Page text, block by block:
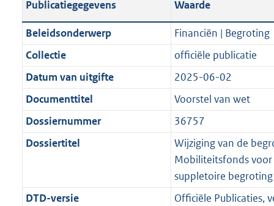
i
e
i
n
f
r
m
t
5
9
K
b
t
i
e
i
n
o
r
a
:
8
K
b
a
t
i
e
i
f
o
a
e
:
3
2
K
c
a
t
i
e
n
f
m
t
:
3
0
b
n
d
r
o
:
a
n
g
r
e
Publicatiegegevens Waarde
Beleidsonderwerp
Financiën | Begroting
Collectie
officiële publicatie
Datum van uitgifte
2025-06-02
Documenttitel
Voorstel van wet
Dossiernummer
36757
Dossiertitel
Wijziging van de
Mobiliteitsfonds
suppletoire
DTD-versie
Officiële Publicaties,